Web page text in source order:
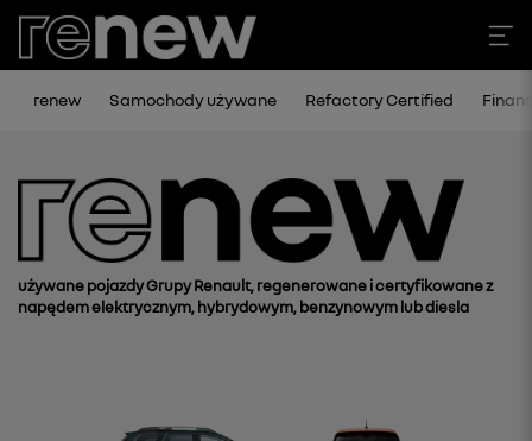
renew Samochody używane Refactory Certified
używane pojazdy Grupy Renault, regenerowane i certyfikowane z
napędem elektrycznym, hybrydowym, benzynowym lub diesla